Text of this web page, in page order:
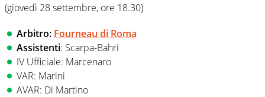
(giovedì 28 settembre, ore 18.30)
Arbitro: Fourneau di Roma
Assistenti: Scarpa-Bahri
IV Ufficiale: Marcenaro
VAR: Marini
AVAR: Di Martino